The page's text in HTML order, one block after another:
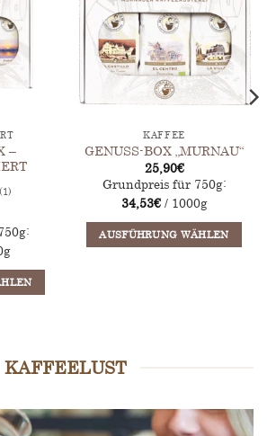
Produktseite
gewählt
werden
–
(1)
KAFFEE
GENUSS-BOX „MURNAU“
25,90€
Grundpreis für 750g:
34,53€/ 1000g
AUSFÜHRUNG WÄHLEN
können
auf
KAFFEELUST